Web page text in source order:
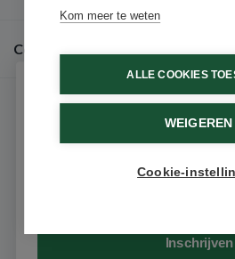
Contact
9.6 / 10
Kom meer te weten
ALLE COOKIES
WEIGEREN
Cookie-
Schrijf je in voor
Ontvang als eerste de beste
advies
Inschrijven